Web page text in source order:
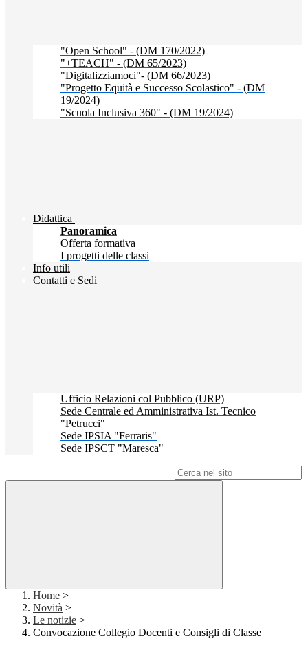
"Open School" - (DM 170/2022)
"+TEACH" - (DM 65/2023)
"Digitalizziamoci"- (DM 66/2023)
"Progetto Equità e Successo Scolastico" - (DM
19/2024)
"Scuola Inclusiva 360" - (DM 19/2024)
Didattica
Panoramica
Offerta formativa
I progetti delle classi
Info utili
Contatti e Sedi
Ufficio Relazioni col Pubblico (URP)
Sede Centrale ed Amministrativa Ist. Tecnico
"Petrucci"
Sede IPSIA "Ferraris"
Sede IPSCT "Maresca"
Home >
Novità >
Le notizie >
Convocazione Collegio Docenti e Consigli di Classe